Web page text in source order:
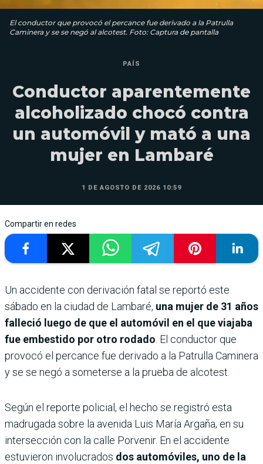
El conductor que provocó el percance fue derivado a la Patrulla
Caminera y se se negó al alcotest. Foto: Captura de pantalla
PAÍS
Conductor aparentemente
alcoholizado chocó contra
un automóvil y mató a una
mujer en Lambaré
1 DE AGOSTO DE 2026 10:59
Compartir en redes
Un accidente con derivación fatal se reportó este
sábado en la ciudad de Lambaré, una mujer de 31 años
falleció luego de que el automóvil en el que viajaba
fue embestido por otro rodado . El conductor que
provocó el percance fue derivado a la Patrulla Caminera
y se se negó a someterse a la prueba de alcotest.
Según el reporte policial, el hecho se registró esta
madrugada sobre la avenida Luis María Argaña, en su
intersección con la calle Porvenir. En el accidente
estuvieron involucrados dos automóviles, uno de la